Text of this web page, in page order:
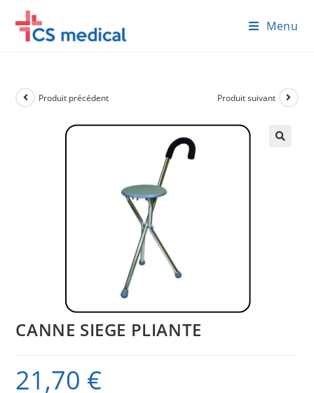
content
Menu
Produit précédent Produit suivant
CANNE SIEGE PLIANTE
21,70 €